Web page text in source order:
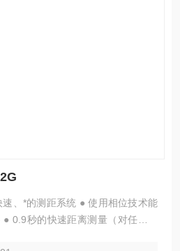
、*的测距系统 ● 使用相位技术能
0.9秒的快速距离测量（对任何物